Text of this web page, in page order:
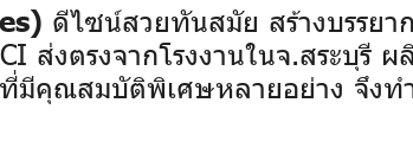
ดีไซน์สวยทันสมัย สร้างบรรยา
ส่งตรงจากโรงงานในจ.สระบุรี
คุณสมบัติพิเศษหลายอย่าง จึงท